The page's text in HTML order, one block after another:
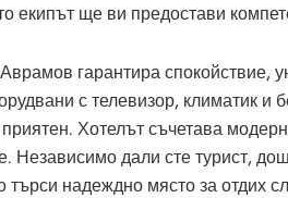
екипът ще ви предостави
гарантира спокойствие,
с телевизор, климатик и
Хотелът съчетава
Независимо дали сте турист,
търси надеждно място за отдих